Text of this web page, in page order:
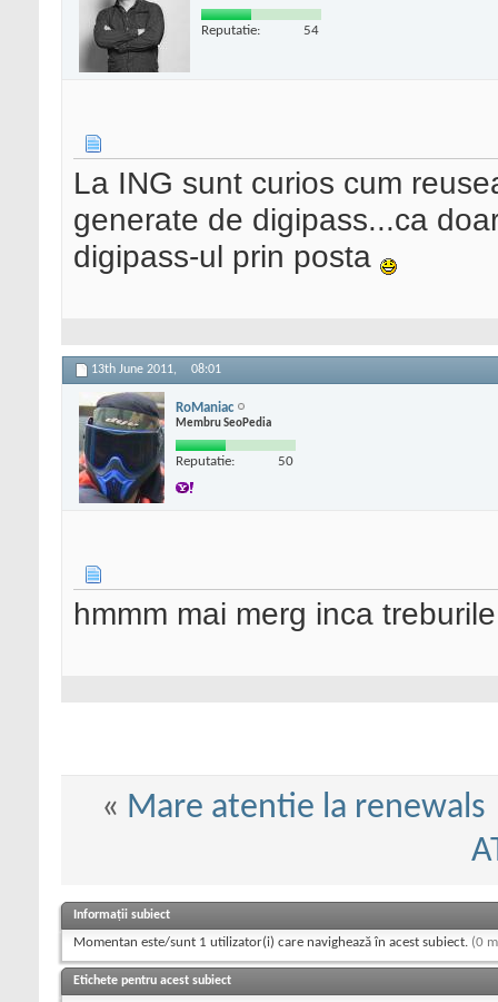
Reputatie: 54
La ING sunt curios cum
generate de digipass...ca
digipass-ul prin posta
13th June 2011, 08:01
RoManiac
Membru SeoPedia
Reputatie: 50
hmmm mai merg inca
« Mare atentie la renewals
Informații subiect
Momentan este/sunt 1 utilizator(i) care navighează în acest subiect. (0
Etichete pentru acest subiect